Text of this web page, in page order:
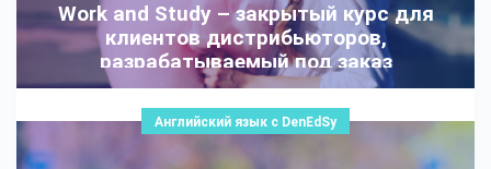
Work and Study – закрытый курс для
клиентов дистрибьюторов,
разрабатываемый под заказ
Английский язык с DenEdSy